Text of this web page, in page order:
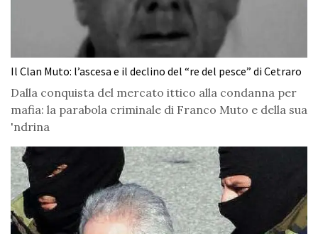
Il Clan Muto: l’ascesa e il declino del “re del pesce” di Cetraro
Dalla conquista del mercato ittico alla condanna per
mafia: la parabola criminale di Franco Muto e della sua
'ndrina